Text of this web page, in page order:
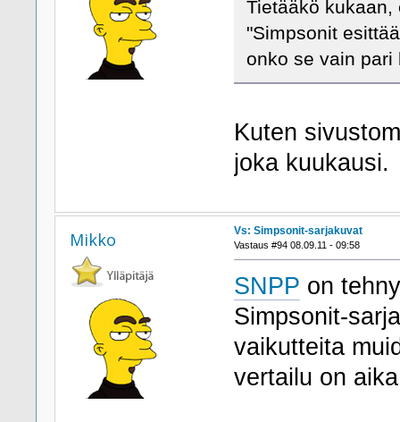
Tietääkö
"Simpsonit
onko se vain pari
Kuten
joka kuukausi.
Mikko Vs: Simpsonit-sarjakuvat
Vastaus #94 08.09.11 - 09:58
SNPP on
Simpsonit-
vaikutteita
vertailu on